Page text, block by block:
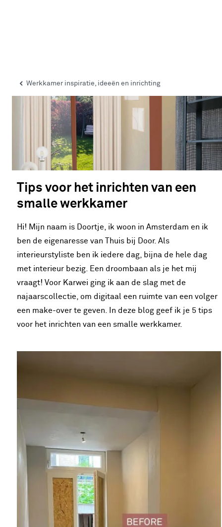
Werkkamer inspiratie, ideeën en inrichting
Tips voor het inrichten van een
smalle werkkamer
Hi! Mijn naam is Doortje, ik woon in Amsterdam en ik
ben de eigenaresse van Thuis bij Door. Als
interieurstyliste ben ik iedere dag, bijna de hele dag
met interieur bezig. Een droombaan als je het mij
vraagt! Voor Karwei ging ik aan de slag met de
najaarscollectie, om digitaal een ruimte van een volger
een make-over te geven. In deze blog geef ik je 5 tips
voor het inrichten van een smalle werkkamer.